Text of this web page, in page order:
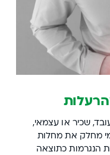
שכיר או עצמאי,
מחלק את מחלות
הנגרמות כתוצאה